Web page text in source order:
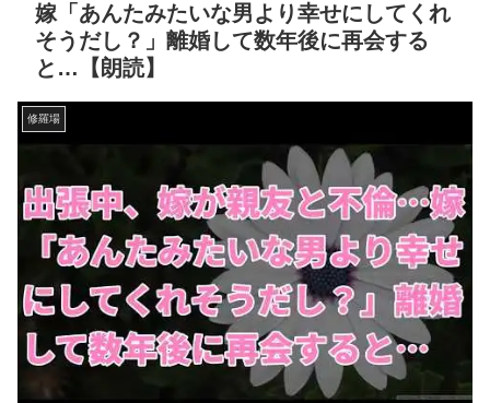
嫁「あんたみたいな男より幸せにしてくれ
そうだし？」離婚して数年後に再会する
と…【朗読】
修羅場